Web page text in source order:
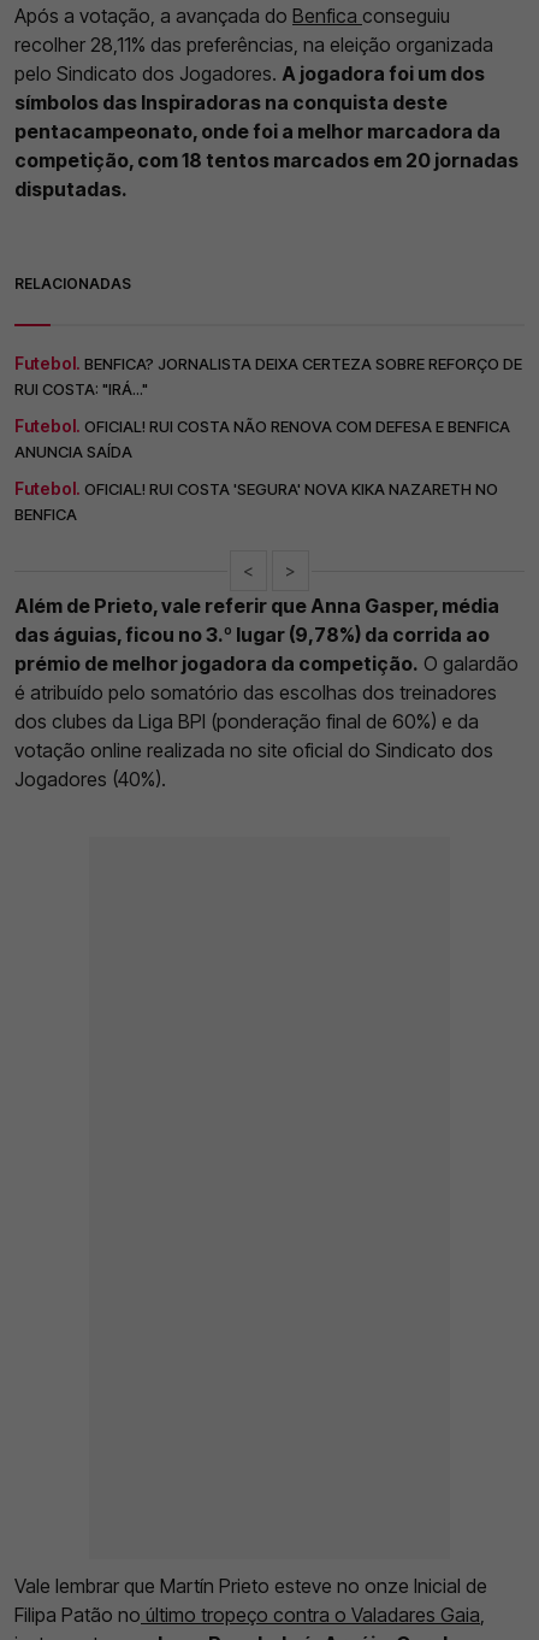
Após a votação, a avançada do Benfica conseguiu
recolher 28,11% das preferências, na eleição organizada
pelo Sindicato dos Jogadores. A jogadora foi um dos
símbolos das Inspiradoras na conquista deste
pentacampeonato, onde foi a melhor marcadora da
competição, com 18 tentos marcados em 20 jornadas
disputadas.
RELACIONADAS
Futebol. BENFICA? JORNALISTA DEIXA CERTEZA SOBRE REFORÇO DE
RUI COSTA: "IRÁ..."
Futebol. OFICIAL! RUI COSTA NÃO RENOVA COM DEFESA E BENFICA
ANUNCIA SAÍDA
Futebol. OFICIAL! RUI COSTA 'SEGURA' NOVA KIKA NAZARETH NO
BENFICA
< >
Além de Prieto, vale referir que Anna Gasper, média
das águias, ficou no 3.º lugar (9,78%) da corrida ao
prémio de melhor jogadora da competição. O galardão
é atribuído pelo somatório das escolhas dos treinadores
dos clubes da Liga BPI (ponderação final de 60%) e da
votação online realizada no site oficial do Sindicato dos
Jogadores (40%).
Vale lembrar que Martín Prieto esteve no onze Inicial de
Filipa Patão no último tropeço contra o Valadares Gaia,